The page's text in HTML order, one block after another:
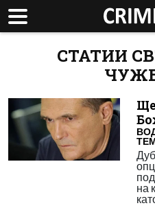
СТАТИИ
на